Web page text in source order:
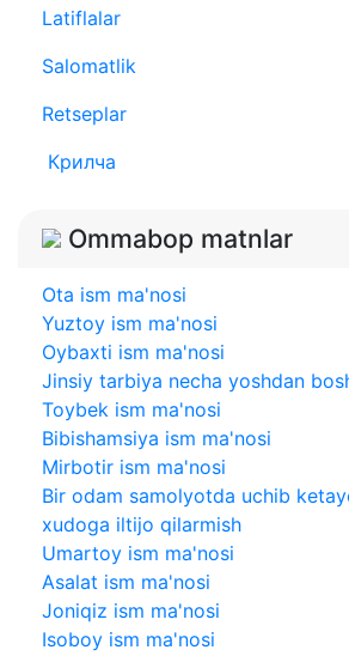
Latiflalar
Salomatlik
Retseplar
Крилча
Ommabop matnlar
Ota ism ma'nosi
Yuztoy ism ma'nosi
Oybaxti ism ma'nosi
Jinsiy tarbiya necha yoshdan
Toybek ism ma'nosi
Bibishamsiya ism ma'nosi
Mirbotir ism ma'nosi
Bir odam samolyotda uchib
xudoga iltijo qilarmish
Umartoy ism ma'nosi
Asalat ism ma'nosi
Joniqiz ism ma'nosi
Isoboy ism ma'nosi